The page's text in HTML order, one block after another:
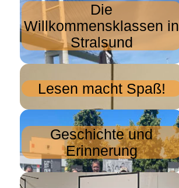
Die
Willkommensklassen in
Stralsund
Lesen macht Spaß!
Geschichte und
Erinnerung